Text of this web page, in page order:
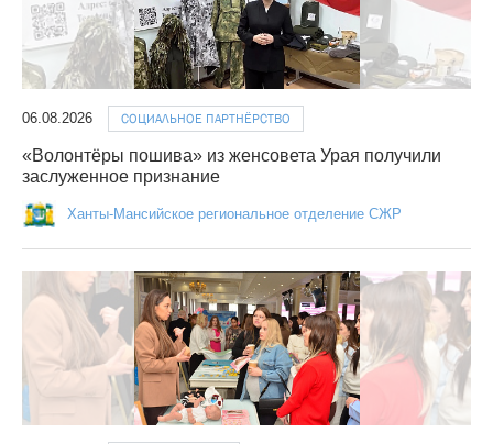
06.08.2026 СОЦИАЛЬНОЕ ПАРТНЁРСТВО
«Волонтёры пошива» из женсовета Урая получили
заслуженное признание
Ханты-Мансийское региональное отделение СЖР